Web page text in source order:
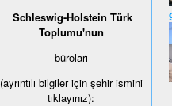
Schleswig-Holstein Türk
Toplumu'nun
büroları
(ayrıntılı bilgiler için şehir ismini
tıklayınız):